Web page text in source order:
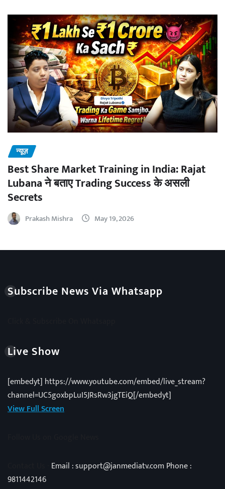
न्यूज़
Best Share Market Training in India: Rajat
Lubana ने बताए Trading Success के असली
Secrets
Prakash Mishra May 19, 2026
Subscribe News Via Whatsapp
Live Show
[embedyt] https://www.youtube.com/embed/live_stream?
channel=UC5goxbpLuI5JRsRw3jgTEiQ[/embedyt]
View Full Screen
Email : support@janmediatv.com Phone :
9811442146